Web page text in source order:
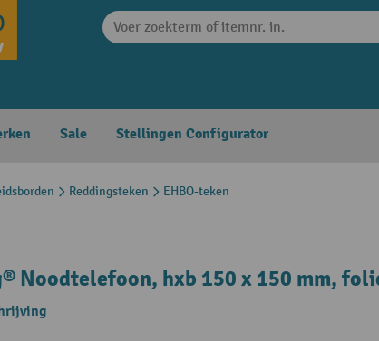
Sale Stellingen Configurator
Reddingsteken EHBO-teken
Noodtelefoon, hxb 150 x 150 mm,